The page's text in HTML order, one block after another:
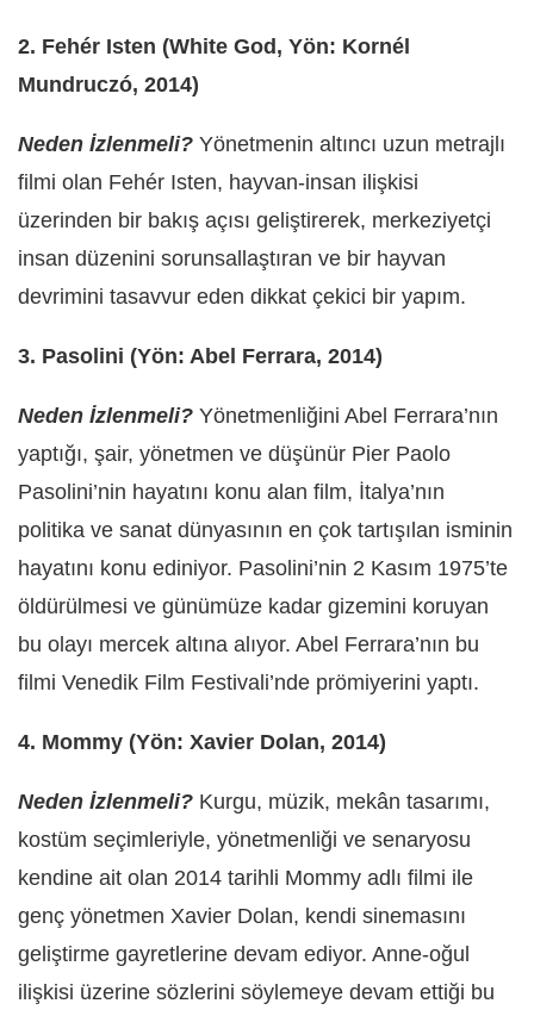
2. Fehér Isten (White God, Yön: Kornél
Mundruczó, 2014)
Neden İzlenmeli? Yönetmenin altıncı uzun metrajlı
filmi olan Fehér Isten, hayvan-insan ilişkisi
üzerinden bir bakış açısı geliştirerek, merkeziyetçi
insan düzenini sorunsallaştıran ve bir hayvan
devrimini tasavvur eden dikkat çekici bir yapım.
3. Pasolini (Yön: Abel Ferrara, 2014)
Neden İzlenmeli? Yönetmenliğini Abel Ferrara’nın
yaptığı, şair, yönetmen ve düşünür Pier Paolo
Pasolini’nin hayatını konu alan film, İtalya’nın
politika ve sanat dünyasının en çok tartışılan isminin
hayatını konu ediniyor. Pasolini’nin 2 Kasım 1975’te
öldürülmesi ve günümüze kadar gizemini koruyan
bu olayı mercek altına alıyor. Abel Ferrara’nın bu
filmi Venedik Film Festivali’nde prömiyerini yaptı.
4. Mommy (Yön: Xavier Dolan, 2014)
Neden İzlenmeli? Kurgu, müzik, mekân tasarımı,
kostüm seçimleriyle, yönetmenliği ve senaryosu
kendine ait olan 2014 tarihli Mommy adlı filmi ile
genç yönetmen Xavier Dolan, kendi sinemasını
geliştirme gayretlerine devam ediyor. Anne-oğul
ilişkisi üzerine sözlerini söylemeye devam ettiği bu